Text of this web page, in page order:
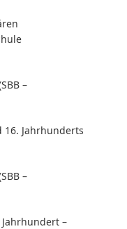
–
16. Jahrhunderts
–
–